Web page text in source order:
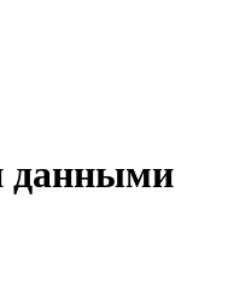
данными